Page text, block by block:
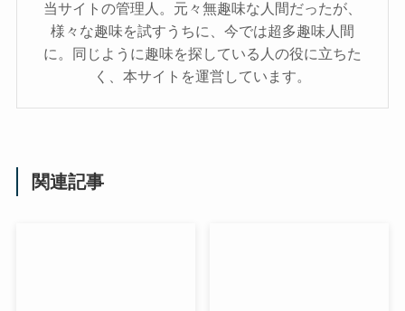
当サイトの管理人。元々無趣味な人間だったが、
様々な趣味を試すうちに、今では超多趣味人間
に。同じように趣味を探している人の役に立ちた
く、本サイトを運営しています。
関連記事